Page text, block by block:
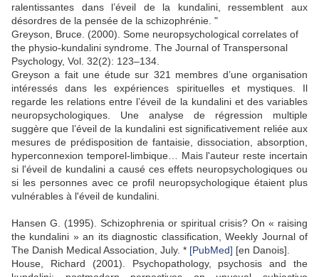
ralentissantes dans l’éveil de la kundalini, ressemblent aux
désordres de la pensée de la schizophrénie. "
Greyson, Bruce. (2000). Some neuropsychological correlates of
the physio-kundalini syndrome. The Journal of Transpersonal
Psychology, Vol. 32(2): 123–134.
Greyson a fait une étude sur 321 membres d’une organisation
intéressés dans les expériences spirituelles et mystiques. Il
regarde les relations entre l’éveil de la kundalini et des variables
neuropsychologiques. Une analyse de régression multiple
suggère que l’éveil de la kundalini est significativement reliée aux
mesures de prédisposition de fantaisie, dissociation, absorption,
hyperconnexion temporel-limbique… Mais l'auteur reste incertain
si l'éveil de kundalini a causé ces effets neuropsychologiques ou
si les personnes avec ce profil neuropsychologique étaient plus
vulnérables à l'éveil de kundalini.
Hansen G. (1995). Schizophrenia or spiritual crisis? On « raising
the kundalini » an its diagnostic classification, Weekly Journal of
The Danish Medical Association, July. * [PubMed] [en Danois].
House, Richard (2001). Psychopathology, psychosis and the